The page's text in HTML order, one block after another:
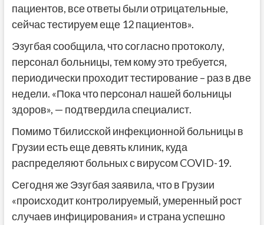
пациентов, все ответы были отрицательные,
сейчас тестируем еще 12 пациентов».
Эзугбая сообщила, что согласно протоколу,
персонал больницы, тем кому это требуется,
периодически проходит тестирование – раз в две
недели. «Пока что персонал нашей больницы
здоров», — подтвердила специалист.
Помимо Тбилисской инфекционной больницы в
Грузии есть еще девять клиник, куда
распределяют больных с вирусом COVID-19.
Сегодня же Эзугбая заявила, что в Грузии
«происходит контролируемый, умеренный рост
случаев инфицирования» и страна успешно